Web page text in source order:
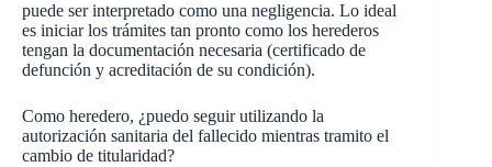
puede ser interpretado como una negligencia. Lo ideal
es iniciar los trámites tan pronto como los herederos
tengan la documentación necesaria (certificado de
defunción y acreditación de su condición).
Como heredero, ¿puedo seguir utilizando la
autorización sanitaria del fallecido mientras tramito el
cambio de titularidad?